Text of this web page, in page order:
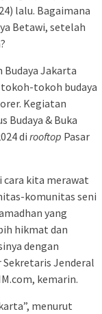
lalu. Bagaimana
Betawi, setelah
Budaya Jakarta
tokoh-tokoh budaya
Kegiatan
Budaya & Buka
di rooftop Pasar
cara kita merawat
komunitas seni
yang
hikmat dan
dengan
Jenderal
kemarin.
menurut